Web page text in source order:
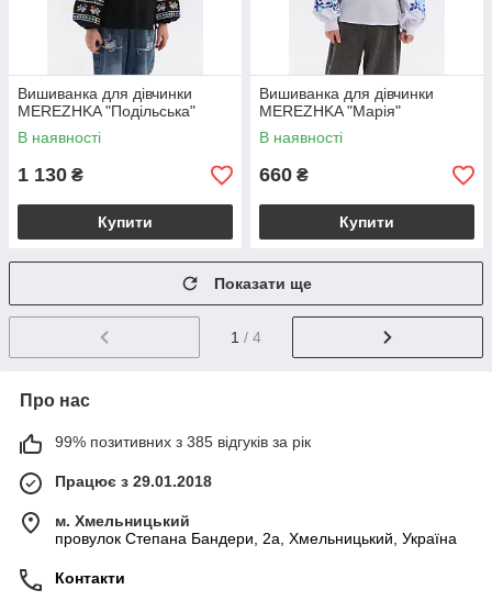
Вишиванка для дівчинки
MEREZHKA "Подільська"
В наявності
1 130 ₴
Купити
Вишиванка для дівчинки
MEREZHKA "Марія"
В наявності
660 ₴
Купити
Показати ще
1 / 4
Про нас
99% позитивних з 385 відгуків за рік
Працює з 29.01.2018
м. Хмельницький
провулок Степана Бандери, 2a, Хмельницький, Україна
Контакти